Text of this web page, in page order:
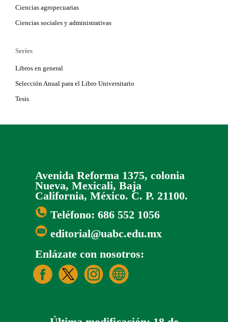
Ciencias agropecuarias
Ciencias sociales y administrativas
Series
Libros en general
Selección Anual para el Libro Universitario
Tesis
Avenida Reforma 1375, colonia
Nueva, Mexicali, Baja
California, México. C. P. 21100.
Teléfono: 686 552 1056
editorial@uabc.edu.mx
Enlázate con nosotros: